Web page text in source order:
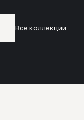
Все коллекции